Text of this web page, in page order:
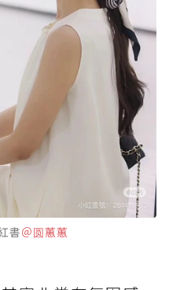
書＠圆蕙蕙